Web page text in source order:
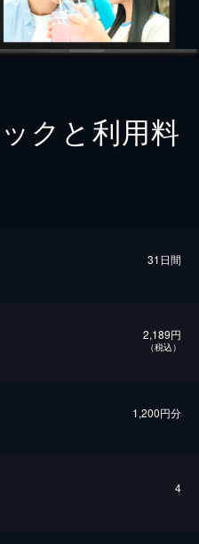
クと利用料
31日間
2,189円
（税込）
1,200円分
4